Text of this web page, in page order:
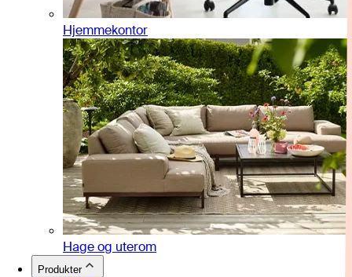
Hjemmekontor
Hage og uterom
Produkter